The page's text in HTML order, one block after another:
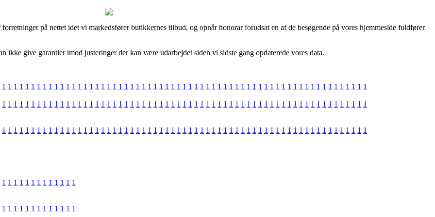
på nettet idet vi markedsfører butikkernes tilbud, og opnår honorar forudsat en af de besøgende på vores hjemmeside fuldfører
ikke give garantier imod justeringer der kan være udarbejdet siden vi sidste gang opdaterede vores data.
1 1 1 1 1 1 1 1 1 1 1 1 1 1 1 1 1 1 1 1 1 1 1 1 1 1 1 1 1 1 1 1 1 1 1 1 1 1 1 1 1 1 1 1 1 1 1 1 1 1 1 1 1 1 1 1 1 1 1 1 1 1 1
1 1 1 1 1 1 1 1 1 1 1 1 1 1 1 1 1 1 1 1 1 1 1 1 1 1 1 1 1 1 1 1 1 1 1 1 1 1 1 1 1 1 1 1 1 1 1 1 1 1 1 1 1 1 1 1 1 1 1 1 1 1 1
1 1 1 1 1 1 1 1 1 1 1 1 1 1 1 1 1 1 1 1 1 1 1 1 1 1 1 1 1 1 1 1 1 1 1 1 1 1 1 1 1 1 1 1 1 1 1 1 1 1 1 1 1 1 1 1 1 1 1 1 1 1 1
1 1 1 1 1 1 1 1 1 1 1 1 1
1 1 1 1 1 1 1 1 1 1 1 1 1